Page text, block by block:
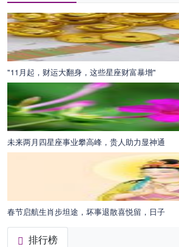
"11月起，财运大翻身，这些星座财富暴增"
未来两月四星座事业攀高峰，贵人助力显神通
春节启航生肖步坦途，坏事退散喜悦留，日子
排行榜